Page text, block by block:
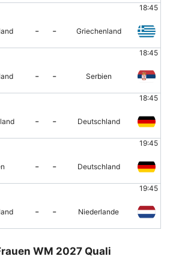
18:45
- - Griechenland
18:45
- - Serbien
18:45
- - Deutschland
19:45
- - Deutschland
19:45
- - Niederlande
WM 2027 Quali